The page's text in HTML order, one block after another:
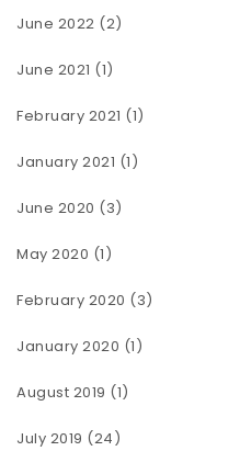
June 2022 (2)
June 2021 (1)
February 2021 (1)
January 2021 (1)
June 2020 (3)
May 2020 (1)
February 2020 (3)
January 2020 (1)
August 2019 (1)
July 2019 (24)